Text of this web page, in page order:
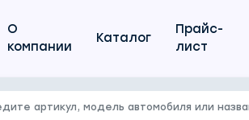
О
компании
Каталог
Прайс-
лист